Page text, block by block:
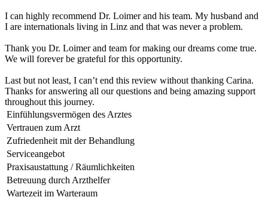
I can highly recommend Dr. Loimer and his team. My husband and
I are internationals living in Linz and that was never a problem.
Thank you Dr. Loimer and team for making our dreams come true.
We will forever be grateful for this opportunity.
Last but not least, I can’t end this review without thanking Carina.
Thanks for answering all our questions and being amazing support
throughout this journey.
Einfühlungsvermögen des Arztes
Vertrauen zum Arzt
Zufriedenheit mit der Behandlung
Serviceangebot
Praxisaustattung / Räumlichkeiten
Betreuung durch Arzthelfer
Wartezeit im Warteraum